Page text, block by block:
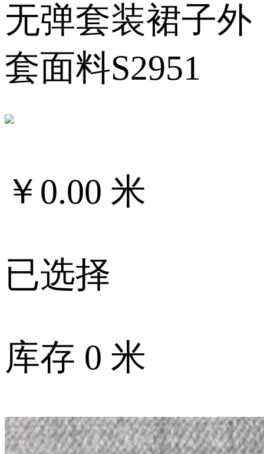
无弹套装裙子外
套面料S2951
￥ 0.00 米
已选择
库存 0 米